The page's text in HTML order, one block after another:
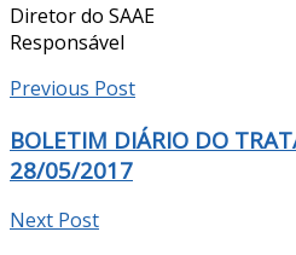
Diretor do
Responsável
Previous Post
BOLETIM DIÁRIO DO
28/05/2017
Next Post